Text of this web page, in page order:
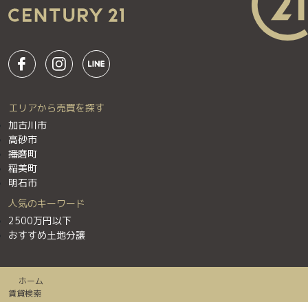
エリアから売買を探す
加古川市
高砂市
播磨町
稲美町
明石市
人気のキーワード
2500万円以下
おすすめ土地分譲
ホーム
賃貸検索